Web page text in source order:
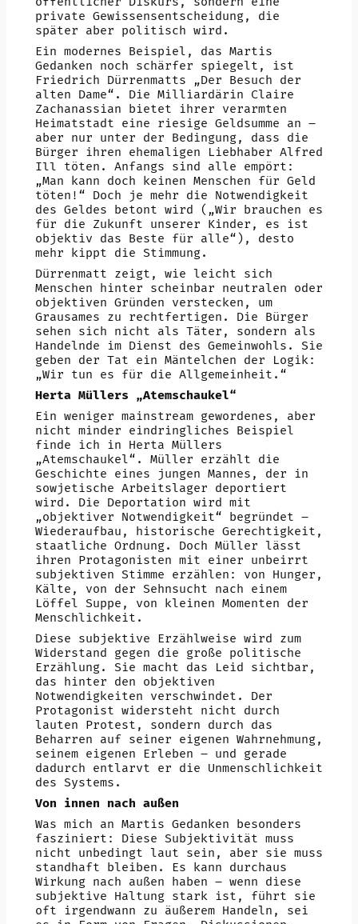
private Gewissensentscheidung, die
später aber politisch wird.
Ein modernes Beispiel, das Martis
Gedanken noch schärfer spiegelt, ist
Friedrich Dürrenmatts „Der Besuch der
alten Dame“. Die Milliardärin Claire
Zachanassian bietet ihrer verarmten
Heimatstadt eine riesige Geldsumme an –
aber nur unter der Bedingung, dass die
Bürger ihren ehemaligen Liebhaber Alfred
Ill töten. Anfangs sind alle empört:
„Man kann doch keinen Menschen für Geld
töten!“ Doch je mehr die Notwendigkeit
des Geldes betont wird („Wir brauchen es
für die Zukunft unserer Kinder, es ist
objektiv das Beste für alle“), desto
mehr kippt die Stimmung.
Dürrenmatt zeigt, wie leicht sich
Menschen hinter scheinbar neutralen oder
objektiven Gründen verstecken, um
Grausames zu rechtfertigen. Die Bürger
sehen sich nicht als Täter, sondern als
Handelnde im Dienst des Gemeinwohls. Sie
geben der Tat ein Mäntelchen der Logik:
„Wir tun es für die Allgemeinheit.“
Herta Müllers „Atemschaukel“
Ein weniger mainstream gewordenes, aber
nicht minder eindringliches Beispiel
finde ich in Herta Müllers
„Atemschaukel“. Müller erzählt die
Geschichte eines jungen Mannes, der in
sowjetische Arbeitslager deportiert
wird. Die Deportation wird mit
„objektiver Notwendigkeit“ begründet –
Wiederaufbau, historische Gerechtigkeit,
staatliche Ordnung. Doch Müller lässt
ihren Protagonisten mit einer unbeirrt
subjektiven Stimme erzählen: von Hunger,
Kälte, von der Sehnsucht nach einem
Löffel Suppe, von kleinen Momenten der
Menschlichkeit.
Diese subjektive Erzählweise wird zum
Widerstand gegen die große politische
Erzählung. Sie macht das Leid sichtbar,
das hinter den objektiven
Notwendigkeiten verschwindet. Der
Protagonist widersteht nicht durch
lauten Protest, sondern durch das
Beharren auf seiner eigenen Wahrnehmung,
seinem eigenen Erleben – und gerade
dadurch entlarvt er die Unmenschlichkeit
des Systems.
Von innen nach außen
Was mich an Martis Gedanken besonders
fasziniert: Diese Subjektivität muss
nicht unbedingt laut sein, aber sie muss
standhaft bleiben. Es kann durchaus
Wirkung nach außen haben – wenn diese
subjektive Haltung stark ist, führt sie
oft irgendwann zu äußerem Handeln, sei